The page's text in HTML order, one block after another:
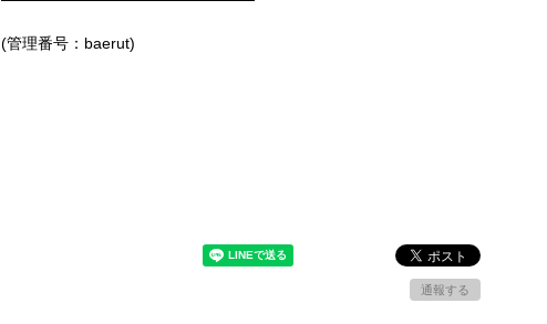
(管理番号：baerut)
通報する